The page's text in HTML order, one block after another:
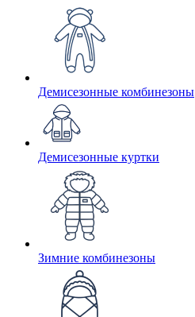
Демисезонные комбинезоны
Демисезонные куртки
Зимние комбинезоны